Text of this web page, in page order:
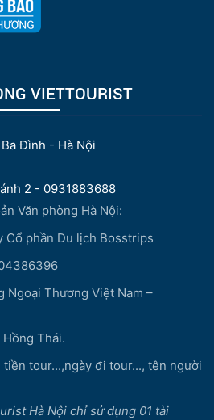
VIETTOURIST
Đình - Hà Nội
2 - 0931883688
Văn phòng Hà Nội:
Cổ phần Du lịch Bosstrips
Ngoại Thương Việt Nam –
Thái.
tiền tour...,ngày đi tour..., tên người
Hà Nội chỉ sử dụng 01 tài